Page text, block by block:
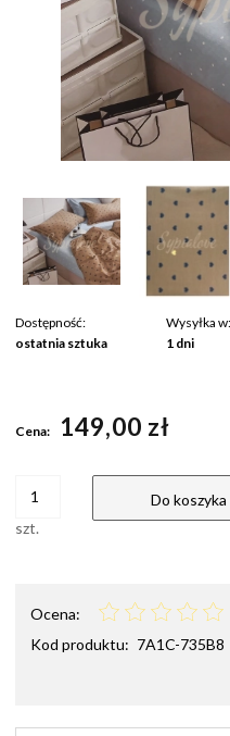
Dostępność:
ostatnia sztuka
Wysyłka w:
1 dni
Cena: 149,00 zł
szt.
Do koszyka
Ocena:
Kod produktu: 7A1C-735B8